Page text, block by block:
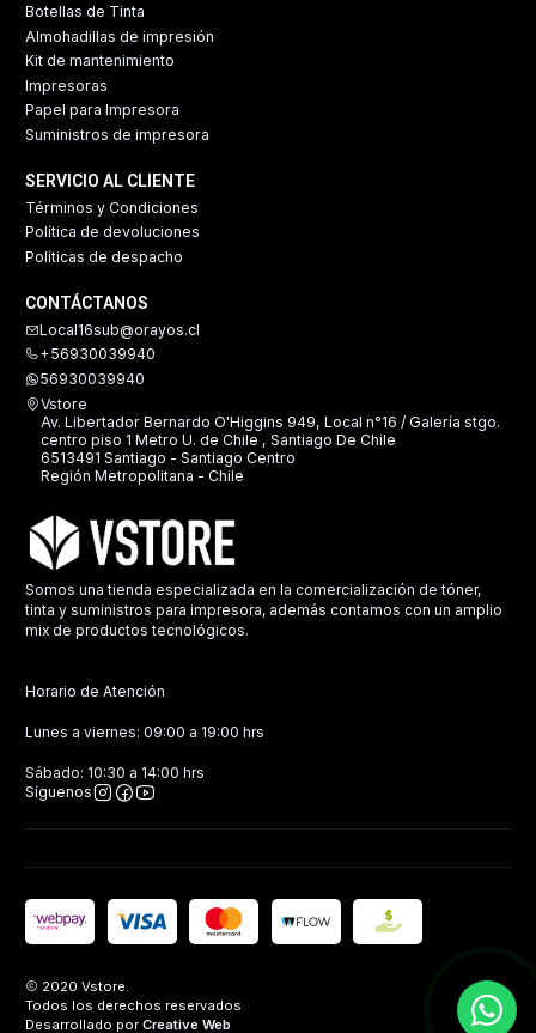
Botellas de Tinta
Almohadillas de impresión
Kit de mantenimiento
Impresoras
Papel para Impresora
Suministros de impresora
SERVICIO AL CLIENTE
Términos y Condiciones
Política de devoluciones
Políticas de despacho
CONTÁCTANOS
Local16sub@orayos.cl
+56930039940
56930039940
Vstore
Av. Libertador Bernardo O'Higgins 949, Local n°16 / Galería stgo.
centro piso 1 Metro U. de Chile , Santiago De Chile
6513491 Santiago - Santiago Centro
Región Metropolitana - Chile
Somos una tienda especializada en la comercialización de tóner,
tinta y suministros para impresora, además contamos con un amplio
mix de productos tecnológicos.
Horario de Atención
Lunes a viernes: 09:00 a 19:00 hrs
Sábado: 10:30 a 14:00 hrs
Síguenos
2020 Vstore.
Todos los derechos reservados
Desarrollado porCreative Web